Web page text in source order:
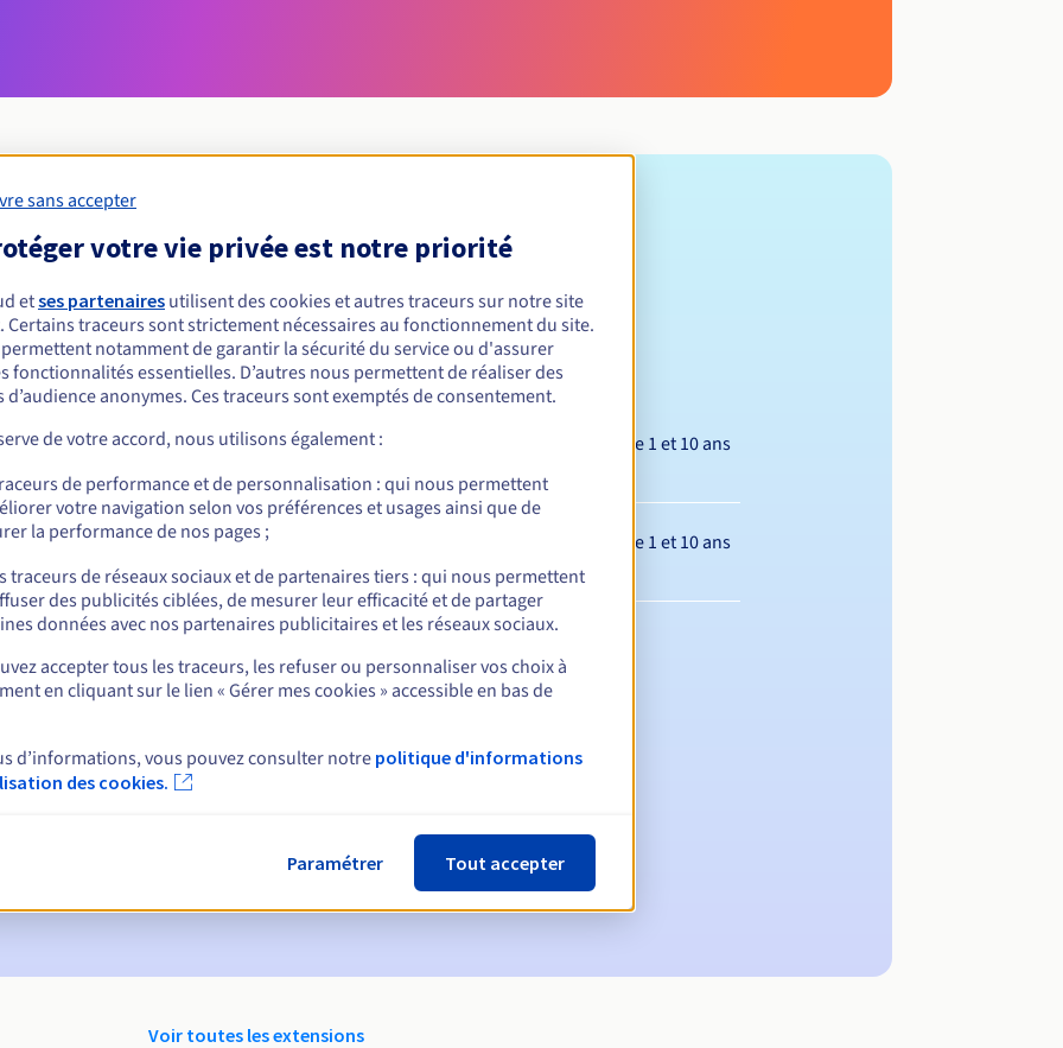
Conditions d'éligibilité
.pomorze.pl ?
physiques ou morales, sans restriction géographique.
Règles de gestion et notifications
Entre 1 et 10 ans
Entre 1 et 10 ans
:
60, 30, 15, 7 et 3 jours avant la date d'échéance
pour notification de la suspension du nom de domaine
de rédemption pour notification de la suppression du nom de domaine
Voir toutes les extensions
sans accepter
votre vie privée est notre priorité
etses partenaires utilisent des cookies et autres traceurs sur notre site
Certains traceurs sont strictement nécessaires au fonctionnement du site.
notamment de garantir la sécurité du service ou d'assurer
fonctionnalités essentielles. D’autres nous permettent de réaliser des
d’audience anonymes. Ces traceurs sont exemptés de consentement.
de votre accord, nous utilisons également :
de performance et de personnalisation : qui nous permettent
votre navigation selon vos préférences et usages ainsi que de
la performance de nos pages ;
traceurs de réseaux sociaux et de partenaires tiers : qui nous permettent
des publicités ciblées, de mesurer leur efficacité et de partager
données avec nos partenaires publicitaires et les réseaux sociaux.
accepter tous les traceurs, les refuser ou personnaliser vos choix à
en cliquant sur le lien « Gérer mes cookies » accessible en bas de
d’informations, vous pouvez consulter notre politique d'informations
des cookies.
Paramétrer Tout accepter